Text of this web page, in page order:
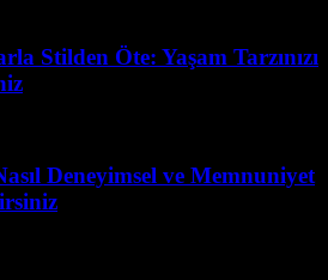
Stilden Öte: Yaşam Tarzınızı
Deneyimsel ve Memnuniyet